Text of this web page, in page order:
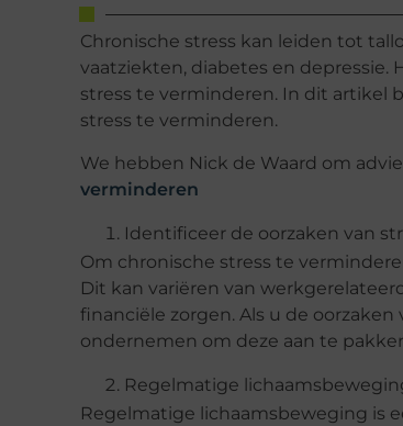
Chronische stress kan leiden tot
vaatziekten, diabetes en
stress te verminderen. In dit artikel
stress te verminderen.
We hebben Nick de Waard om
verminderen
Identificeer de oorzaken van
Om chronische stress te
Dit kan variëren van
financiële zorgen. Als u de
ondernemen om deze aan te
Regelmatige
Regelmatige lichaamsbeweging is